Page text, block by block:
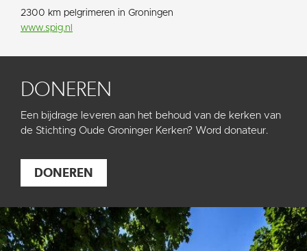
2300 km pelgrimeren in Groningen
www.spig.nl
DONEREN
Een bijdrage leveren aan het behoud van de kerken van
de Stichting Oude Groninger Kerken? Word donateur.
DONEREN